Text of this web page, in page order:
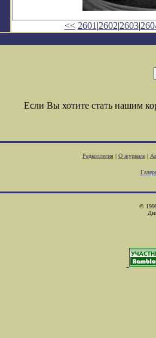
<< 2601 |2602|2603|
Если Вы хотите стать нашим
Редколлегия| О журнале|
©